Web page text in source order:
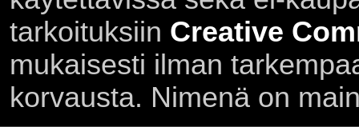
tarkoituksiin Creative
mukaisesti ilman
korvausta. Nimenä on